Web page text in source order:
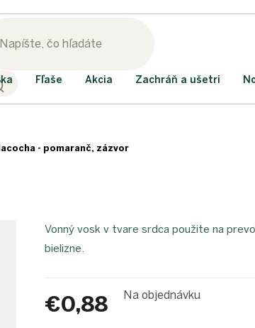
Fľaše Akcia Zachráň a ušetri
- pomaranč, zázvor
€0,88 Na objednávku
Vonný vosk v tvare srdca použite na
bielizne.